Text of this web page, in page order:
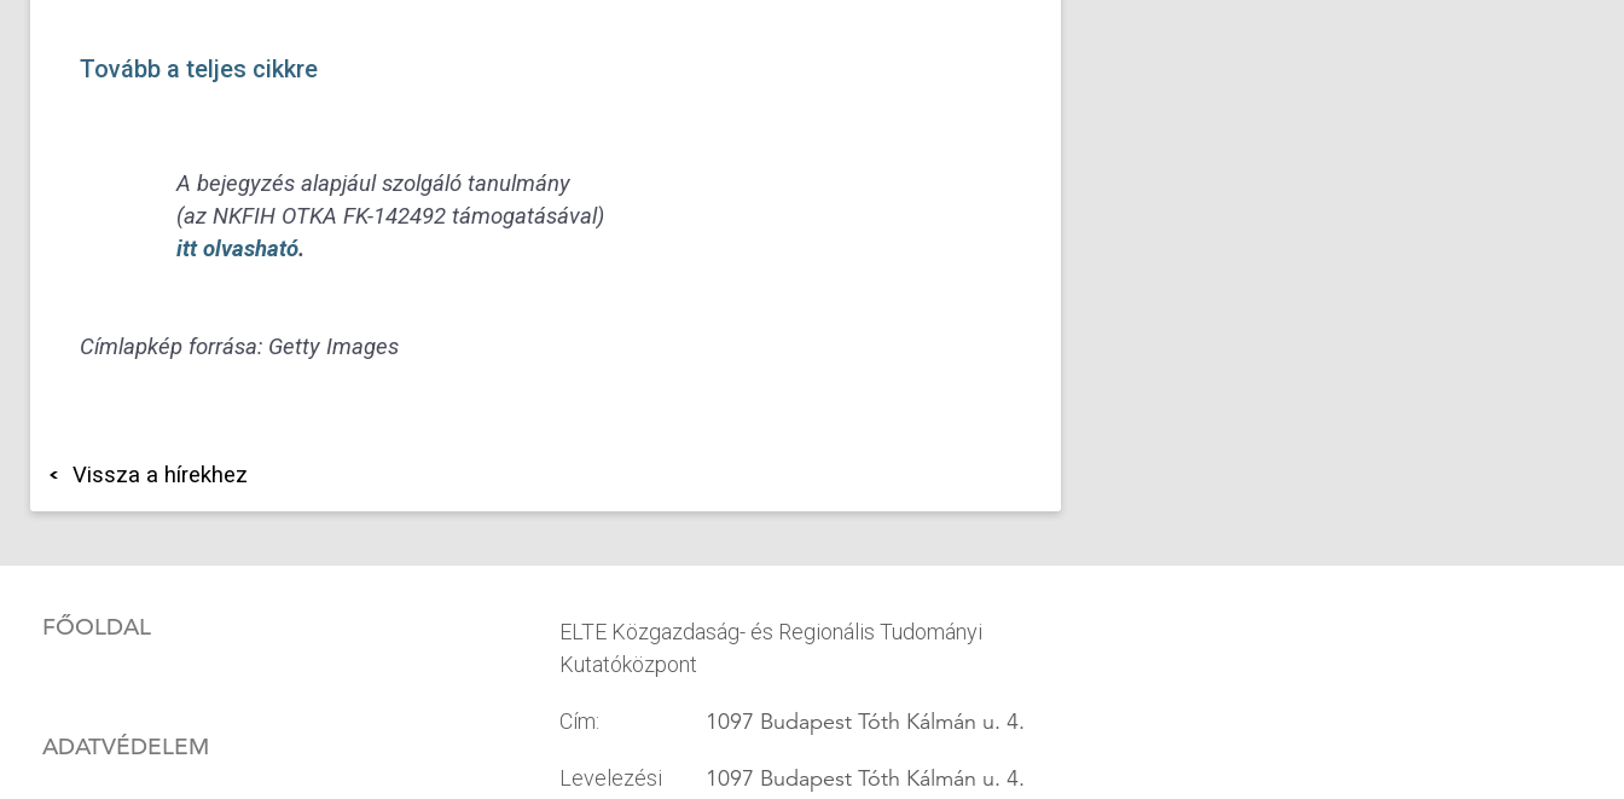
Tovább a teljes cikkre
A bejegyzés alapjául szolgáló tanulmány
(az NKFIH OTKA FK-142492 támogatásával)
itt olvasható.
Címlapkép forrása: Getty Images
Vissza a hírekhez
FŐOLDAL
ADATVÉDELEM
ELTE Közgazdaság- és Regionális Tudományi
Kutatóközpont
Cím: 1097 Budapest Tóth Kálmán u. 4.
Levelezési
1097 Budapest Tóth Kálmán u. 4.